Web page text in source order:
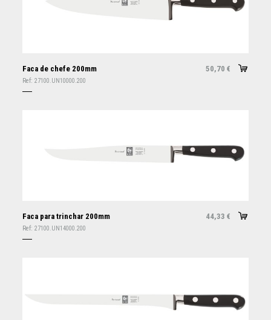
Faca de chefe 200mm 50,70 €
Ref: 27100.UN10000.200
Faca para trinchar 200mm 44,33 €
Ref: 27100.UN14000.200